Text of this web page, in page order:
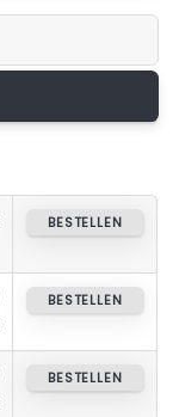
BESTELLEN
BESTELLEN
BESTELLEN